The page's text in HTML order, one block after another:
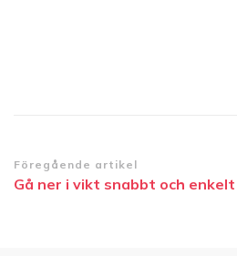
Inläggsnavigering
Föregående artikel
Gå ner i vikt snabbt och enkelt